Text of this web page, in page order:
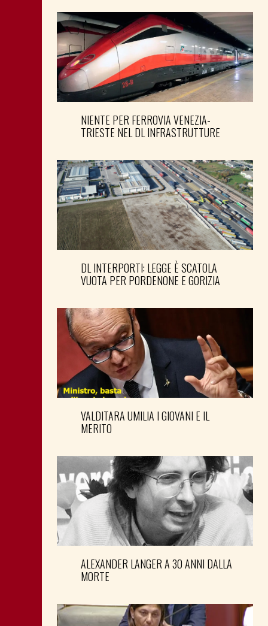
NIENTE PER FERROVIA VENEZIA-
TRIESTE NEL DL INFRASTRUTTURE
DL INTERPORTI: LEGGE È SCATOLA
VUOTA PER PORDENONE E GORIZIA
VALDITARA UMILIA I GIOVANI E IL
MERITO
ALEXANDER LANGER A 30 ANNI DALLA
MORTE